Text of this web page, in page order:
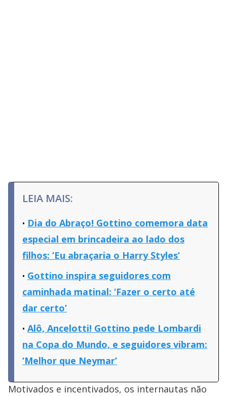
LEIA MAIS:
Dia do Abraço! Gottino comemora data
especial em brincadeira ao lado dos
filhos: ‘Eu abraçaria o Harry Styles’
Gottino inspira seguidores com
caminhada matinal: ‘Fazer o certo até
dar certo’
Alô, Ancelotti! Gottino pede Lombardi
na Copa do Mundo, e seguidores vibram:
‘Melhor que Neymar’
Motivados e incentivados, os internautas não